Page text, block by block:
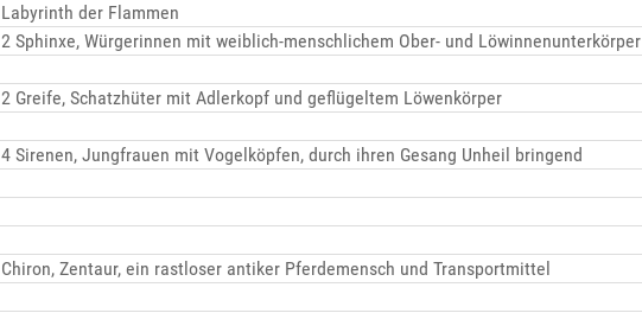
Labyrinth der Flammen
2 Sphinxe, Würgerinnen mit weiblich-menschlichem Ober- und Löwinnenunterkörper
2 Greife, Schatzhüter mit Adlerkopf und geflügeltem Löwenkörper
4 Sirenen, Jungfrauen mit Vogelköpfen, durch ihren Gesang Unheil bringend
Chiron, Zentaur, ein rastloser antiker Pferdemensch und Transportmittel